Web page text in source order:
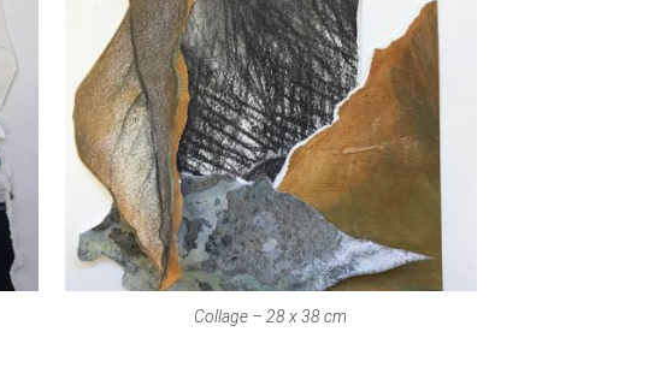
Collage – 28 x 38 cm